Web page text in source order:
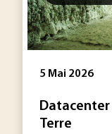
5 Mai 2026
Datacenter
Terre